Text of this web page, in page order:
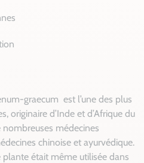
graecum est l’une des plus
originaire d’Inde et d’Afrique du
médecines
chinoise et ayurvédique.
plante était même utilisée dans